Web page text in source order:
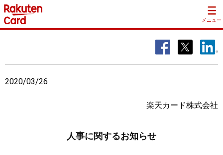
メニュー
2020/03/26
楽天カード株式会社
人事に関するお知らせ